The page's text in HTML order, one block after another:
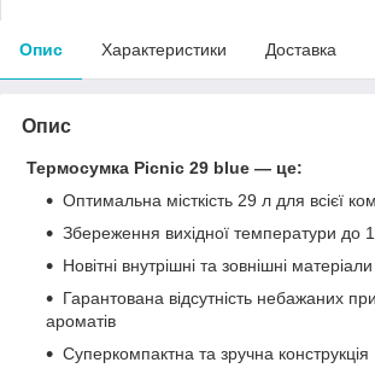
Опис Характеристики Доставка
Опис
Термосумка Picnic 29 blue — це:
Оптимальна місткість 29 л для всієї
Збереження вихідної температури до
Новітні внутрішні та зовнішні матеріали
Гарантована відсутність небажаних
ароматів
Суперкомпактна та зручна конструкція